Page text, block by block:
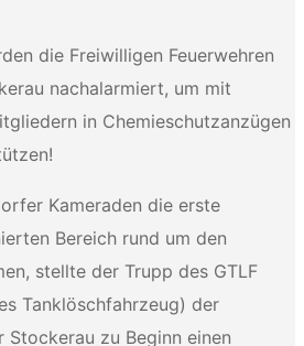
die Freiwilligen Feuerwehren
nachalarmiert, um mit
in Chemieschutzanzügen
Kameraden die erste
Bereich rund um den
stellte der Trupp des GTLF
Tanklöschfahrzeug) der
Stockerau zu Beginn einen